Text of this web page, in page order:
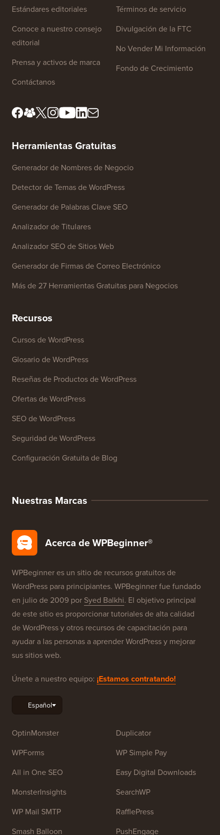
Estándares editoriales
Conoce a nuestro consejo
editorial
Prensa y activos de marca
Contáctanos
Términos de servicio
Divulgación de la FTC
No Vender Mi Información
Fondo de Crecimiento
Herramientas Gratuitas
Generador de Nombres de Negocio
Detector de Temas de WordPress
Generador de Palabras Clave SEO
Analizador de Titulares
Analizador SEO de Sitios Web
Generador de Firmas de Correo Electrónico
Más de 27 Herramientas Gratuitas para Negocios
Recursos
Cursos de WordPress
Glosario de WordPress
Reseñas de Productos de WordPress
Ofertas de WordPress
SEO de WordPress
Seguridad de WordPress
Configuración Gratuita de Blog
Nuestras Marcas
Acerca de WPBeginner®
WPBeginner es un sitio de recursos gratuitos de
WordPress para principiantes. WPBeginner fue fundado
en julio de 2009 por Syed Balkhi. El objetivo principal
de este sitio es proporcionar tutoriales de alta calidad
de WordPress y otros recursos de capacitación para
ayudar a las personas a aprender WordPress y mejorar
sus sitios web.
Únete a nuestro equipo: ¡Estamos contratando!
OptinMonster
WPForms
All in One SEO
MonsterInsights
WP Mail SMTP
Smash Balloon
Duplicator
WP Simple Pay
Easy Digital Downloads
SearchWP
RafflePress
PushEngage